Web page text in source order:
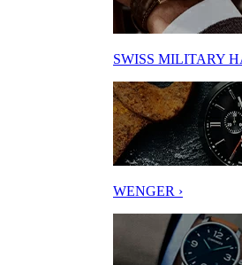
SWISS MILITARY
WENGER ›